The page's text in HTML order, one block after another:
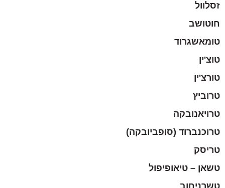
זסלוול
חוטושב
טומאשגרוד
טוצ'ין
טורצ'ין
טרוביץ
טרויאנובקה
טרוכנברוד (סופביובקה)
טריסק
טשאן – טיאופיפול
טשרניחוב